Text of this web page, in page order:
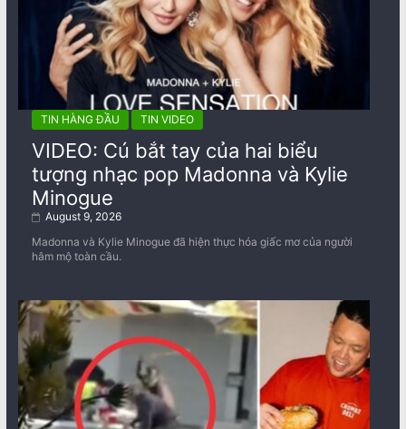
TIN HÀNG ĐẦU TIN VIDEO
VIDEO: Cú bắt tay của hai biểu
tượng nhạc pop Madonna và Kylie
Minogue
August 9, 2026
Madonna và Kylie Minogue đã hiện thực hóa giấc mơ của người
hâm mộ toàn cầu.